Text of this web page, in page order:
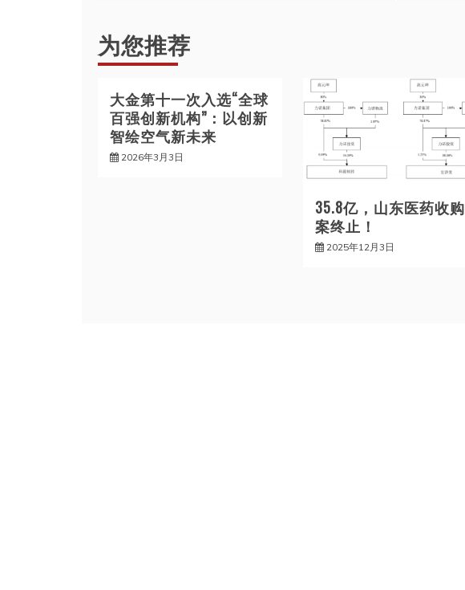
导
航
为您推荐
大金第十一次入选“全球
百强创新机构”：以创新
智绘空气新未来
2026年3月3日
35.8亿，山东医药收购
案终止！
2025年12月3日